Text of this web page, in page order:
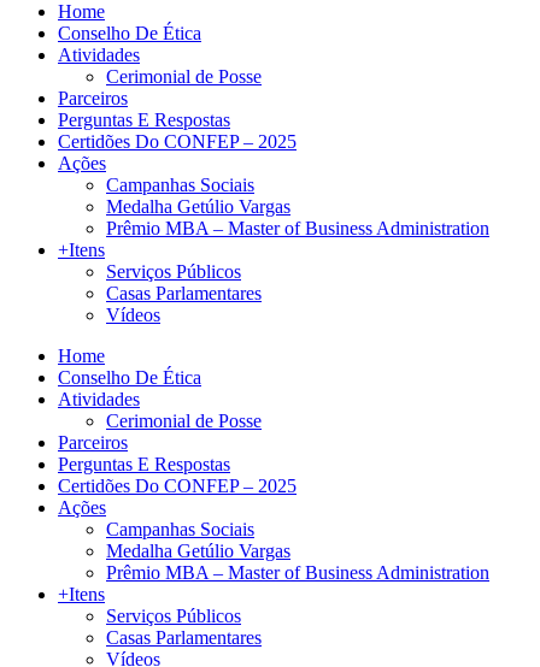
Home
Conselho De Ética
Atividades
Cerimonial de Posse
Parceiros
Perguntas E Respostas
Certidões Do CONFEP – 2025
Ações
Campanhas Sociais
Medalha Getúlio Vargas
Prêmio MBA – Master of Business Administration
+Itens
Serviços Públicos
Casas Parlamentares
Vídeos
Home
Conselho De Ética
Atividades
Cerimonial de Posse
Parceiros
Perguntas E Respostas
Certidões Do CONFEP – 2025
Ações
Campanhas Sociais
Medalha Getúlio Vargas
Prêmio MBA – Master of Business Administration
+Itens
Serviços Públicos
Casas Parlamentares
Vídeos